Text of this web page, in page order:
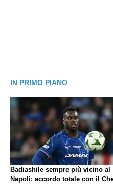
IN PRIMO PIANO
Badiashile sempre più vicino al
Napoli: accordo totale con il